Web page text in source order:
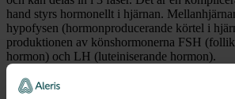
hand styrs hormonellt i hjärnan.
hypofysen (hormonproducerande körtel i
produktionen av könshormonerna FSH
hormon) och LH (luteiniserande hormon).
Menstruationscykel